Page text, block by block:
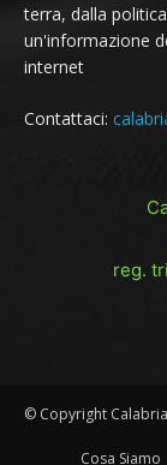
terra, dalla
un'informazione
internet
Contattaci:
reg.
© Copyright
Cosa Siamo